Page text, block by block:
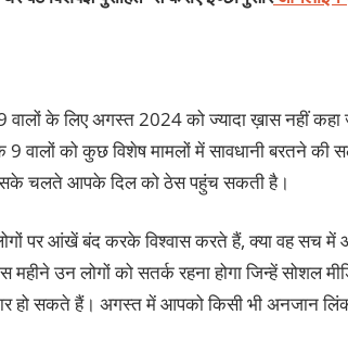
के लिए अगस्त 2024 को ज्यादा ख़ास नहीं
को कुछ विशेष मामलों में सावधानी बरतने की
चलते आपके दिल को ठेस पहुंच सकती है।
पर आंखें बंद करके विश्वास करते हैं, क्या वह सच में
उन लोगों को सतर्क रहना होगा जिन्हें सोशल
हो सकते हैं। अगस्त में आपको किसी भी अनजान